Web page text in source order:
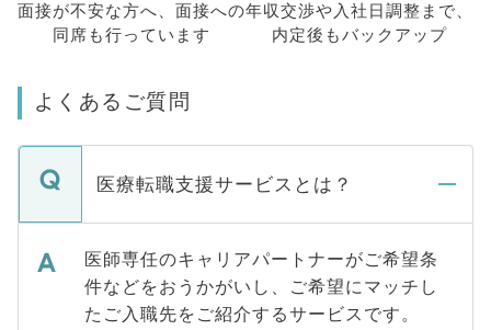
面接が不安な方へ、 面接への
同席も行っています
年収交渉や入社日調整まで、
内定後もバックアップ
よくあるご質問
医療転職支援サービスとは？
医師専任のキャリアパートナーがご希望条
件などをおうかがいし、ご希望にマッチし
たご入職先をご紹介するサービスです。